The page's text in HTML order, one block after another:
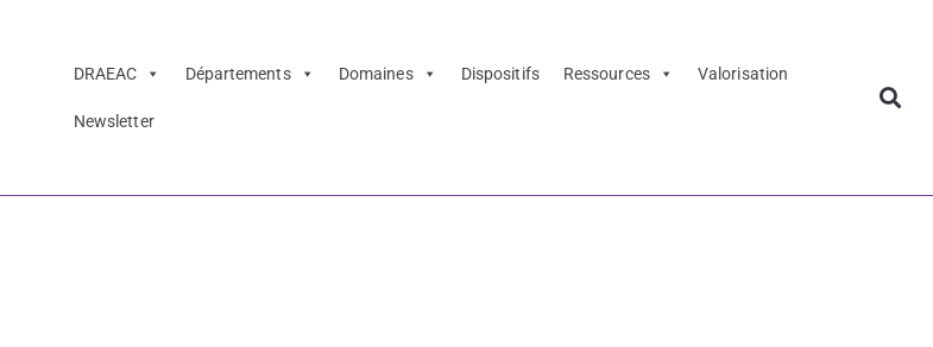
DRAEAC Départements Domaines Dispositifs Ressources Valorisation
Newsletter